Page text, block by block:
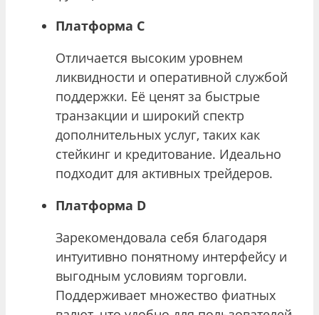
Платформа C
Отличается высоким уровнем
ликвидности и оперативной службой
поддержки. Её ценят за быстрые
транзакции и широкий спектр
дополнительных услуг, таких как
стейкинг и кредитование. Идеально
подходит для активных трейдеров.
Платформа D
Зарекомендовала себя благодаря
интуитивно понятному интерфейсу и
выгодным условиям торговли.
Поддерживает множество фиатных